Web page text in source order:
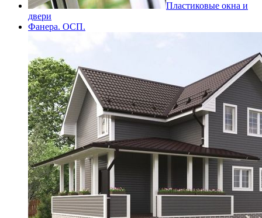
Пластиковые окна и
двери
Фанера. ОСП.